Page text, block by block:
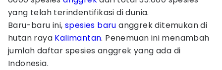
yang telah terindentifikasi di dunia.
Baru-baru ini,spesies baru anggrek ditemukan di
hutan raya Kalimantan. Penemuan ini menambah
jumlah daftar spesies anggrek yang ada di
Indonesia.